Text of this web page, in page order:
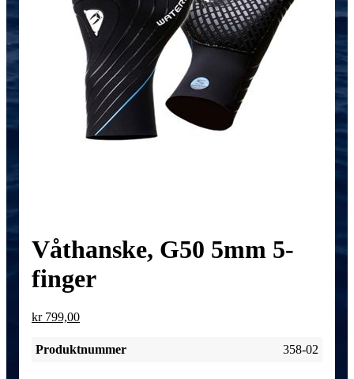
Våthanske, G50 5mm 5-
finger
kr799,00
Produktnummer 358-02